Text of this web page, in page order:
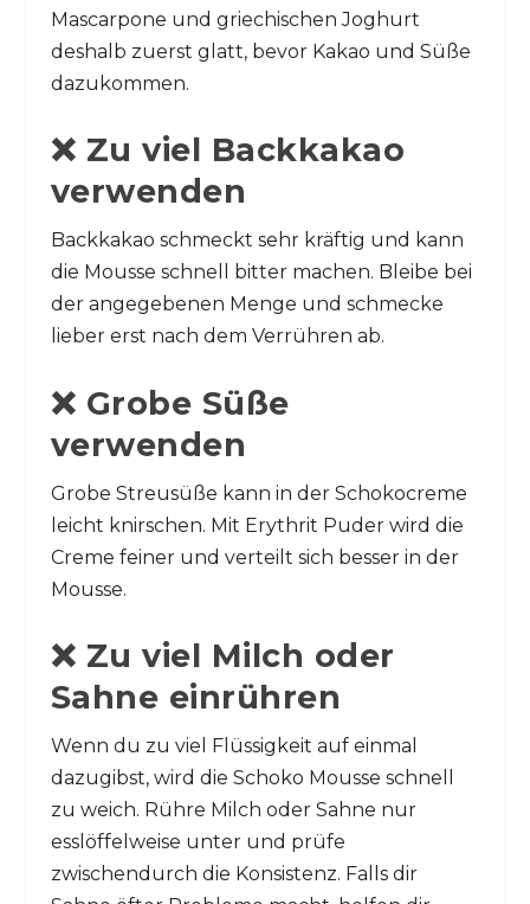
Mascarpone und griechischen Joghurt
deshalb zuerst glatt, bevor Kakao und Süße
dazukommen.
❌ Zu viel Backkakao
verwenden
Backkakao schmeckt sehr kräftig und kann
die Mousse schnell bitter machen. Bleibe bei
der angegebenen Menge und schmecke
lieber erst nach dem Verrühren ab.
❌ Grobe Süße
verwenden
Grobe Streusüße kann in der Schokocreme
leicht knirschen. Mit Erythrit Puder wird die
Creme feiner und verteilt sich besser in der
Mousse.
❌ Zu viel Milch oder
Sahne einrühren
Wenn du zu viel Flüssigkeit auf einmal
dazugibst, wird die Schoko Mousse schnell
zu weich. Rühre Milch oder Sahne nur
esslöffelweise unter und prüfe
zwischendurch die Konsistenz. Falls dir